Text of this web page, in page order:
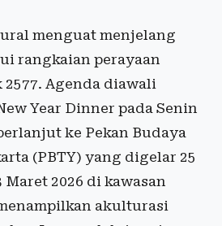
menguat menjelang
rangkaian perayaan
Agenda diawali
Year Dinner pada Senin
ke Pekan Budaya
(PBTY) yang digelar 25
2026 di kawasan
akulturasi